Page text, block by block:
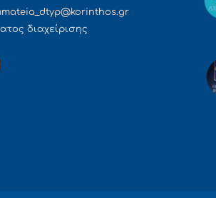
διαχείρισης